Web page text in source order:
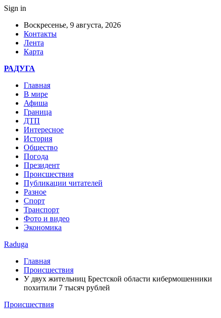
Sign in
Воскресенье, 9 августа, 2026
Контакты
Лента
Карта
РАДУГА
Главная
В мире
Афиша
Граница
ДТП
Интересное
История
Общество
Погода
Президент
Происшествия
Публикации читателей
Разное
Спорт
Транспорт
Фото и видео
Экономика
Raduga
Главная
Происшествия
У двух жительниц Брестской области кибермошенники
похитили 7 тысяч рублей
Происшествия